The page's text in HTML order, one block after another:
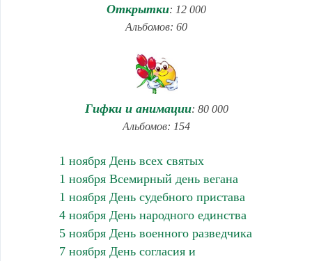
Открытки: 12 000
Альбомов: 60
Гифки и анимации: 80 000
Альбомов: 154
1 ноября День всех святых
1 ноября Всемирный день вегана
1 ноября День судебного пристава
4 ноября День народного единства
5 ноября День военного разведчика
7 ноября День согласия и